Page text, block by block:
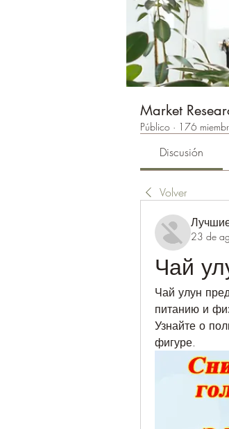
Market
Público · 176
Discusión
Volver
23 de
Чай
Чай улун
питанию и
Узнайте о
фигуре.